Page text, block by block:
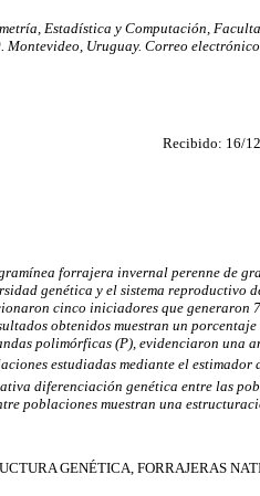
Estadística y Computación,
Montevideo, Uruguay. Correo
Recibido: 16/
forrajera invernal perenne de
genética y el sistema reproductivo
cinco iniciadores que generaron
obtenidos muestran un
polimórficas (P), evidenciaron
estudiadas mediante el
diferenciación genética entre las
poblaciones muestran una
GENÉTICA, FORRAJERAS